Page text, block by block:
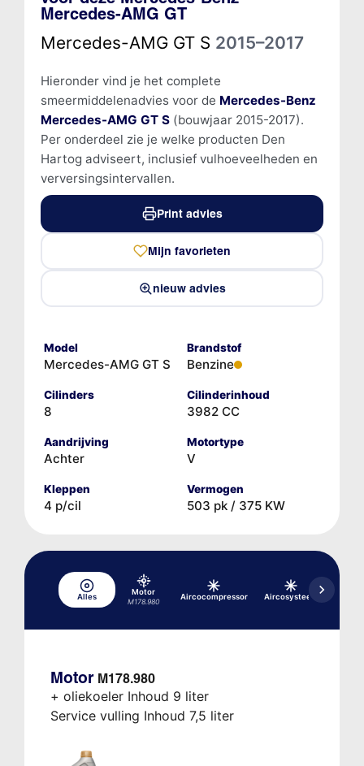
Mercedes-AMG GT
Mercedes-AMG GT S 2015–2017
Hieronder vind je het complete
smeermiddelenadvies voor de Mercedes-Benz
Mercedes-AMG GT S(bouwjaar 2015-2017).
Per onderdeel zie je welke producten Den
Hartog adviseert, inclusief vulhoeveelheden en
verversingsintervallen.
Print advies
Mijn favorieten
nieuw advies
Model
Mercedes-AMG GT S
Brandstof
Benzine
Cilinders
8
Cilinderinhoud
3982 CC
Aandrijving
Achter
Motortype
V
Kleppen
4 p/cil
Vermogen
503 pk / 375 KW
Alles
Motor
M178.980
Aircocompressor Aircosysteem
Motor M178.980
+ oliekoeler Inhoud 9 liter
Service vulling Inhoud 7,5 liter